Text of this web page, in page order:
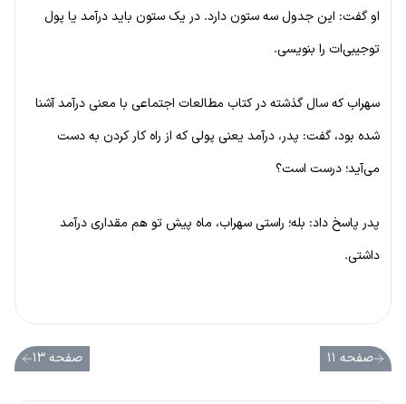
او گفت: این جدول سه ستون دارد. در یک ستون باید درآمد یا پول
توجیبی‌ات را بنویسی.
سهراب که سال گذشته در کتاب مطالعات اجتماعی با معنی درآمد آشنا
شده بود، گفت: پدر، درآمد یعنی پولی که از راه کار کردن به دست
می‌آید؛ درست است؟
پدر پاسخ داد: بله؛ راستی سهراب، ماه پیش تو هم مقداری درآمد
داشتی.
صفحه ۱۱ صفحه ۱۳